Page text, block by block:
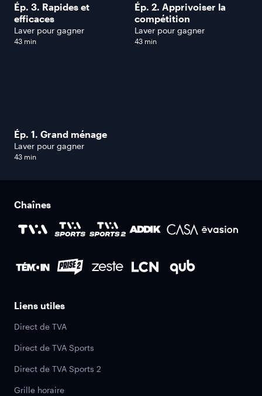
Ép. 3. Rapides et
efficaces
Laver pour gagner
43 min
Ép. 2. Apprivoiser la
compétition
Laver pour gagner
43 min
Ép. 1. Grand ménage
Laver pour gagner
43 min
Chaînes
Liens utiles
Direct de TVA
Direct de TVA Sports
Direct de TVA Sports 2
Grille horaire